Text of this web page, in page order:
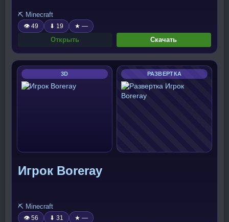
⛏️ Minecraft
👁 49 ⬇ 19 ★ —
Открыть Скачать
3D РАЗВЕРТКА
Игрок Boreray
⛏️ Minecraft
👁 56 ⬇ 31 ★ —